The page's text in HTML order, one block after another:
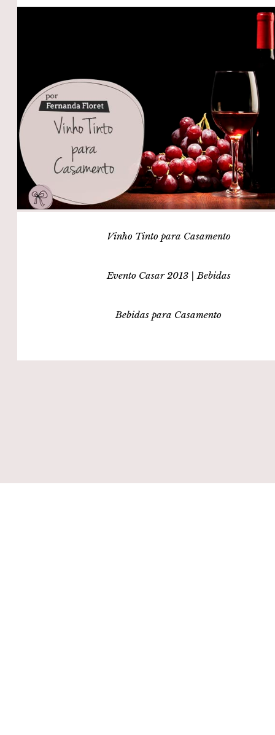
Vinho Tinto para Casamento
Evento Casar 2013 | Bebidas
Bebidas para Casamento